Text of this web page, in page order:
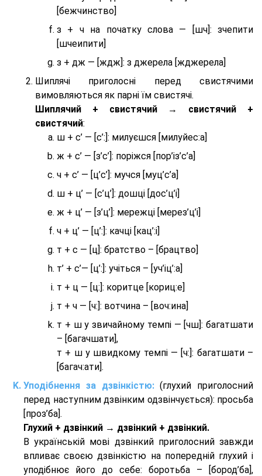
[бежчинство]
з + ч на початку слова — [шч]: зчепити
[шчеипити]
з + дж — [ждж]: з джерела [жджерела]
Шиплячі приголосні перед свистячими
вимовляються як парні їм свистячі.
Шиплячий + свистячий → свистячий +
свистячий:
ш + с’ — [с’:]: милуєшся [милуйес:а]
ж + с’ — [з’с’]: поріжся [пор’із’с’а]
ч + с’ — [ц’с’]: мучся [муц’с’а]
ш + ц’ — [с’ц’]: дошці [дос’ц’і]
ж + ц’ — [з’ц’]: мережці [мерез’ц’і]
ч + ц’ — [ц’:]: качці [кац’:і]
т + с — [ц]: братство – [брaцтво]
т’ + с’— [ц’:]: учіться – [уч’іц’:a]
т + ц — [ц:]: коритце [кориц:е]
т + ч — [ч:]: вотчина – [вoч:ина]
т + ш у звичайному темпі — [чш]: багатшати
– [багачшати],
т + ш у швидкому темпі — [ч:]: багатшати –
[багач:ати].
Уподібнення за дзвінкістю:(глухий приголосний
перед наступним дзвінким одзвінчується): просьба
[проз’ба].
Глухий + дзвінкий → дзвінкий + дзвінкий.
В українській мові дзвінкий приголосний завжди
впливає своєю дзвінкістю на попередній глухий і
уподібнює його до себе: боротьба – [бород’ба],